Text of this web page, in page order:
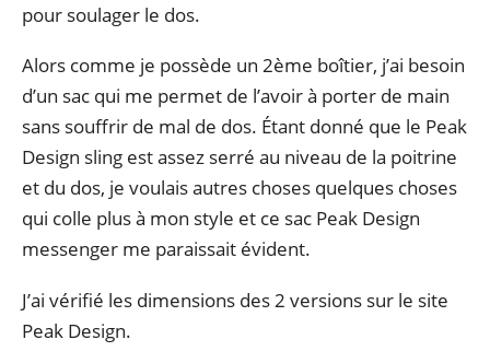
pour soulager le dos.
Alors comme je possède un 2ème boîtier, j’ai besoin
d’un sac qui me permet de l’avoir à porter de main
sans souffrir de mal de dos. Étant donné que le Peak
Design sling est assez serré au niveau de la poitrine
et du dos, je voulais autres choses quelques choses
qui colle plus à mon style et ce sac Peak Design
messenger me paraissait évident.
J’ai vérifié les dimensions des 2 versions sur le site
Peak Design.